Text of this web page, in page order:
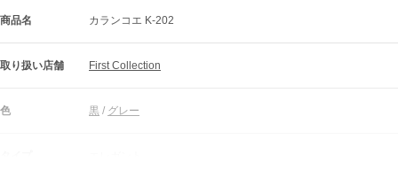
商品名 カランコエ K-202
取り扱い店舗 First Collection
色 黒 / グレー